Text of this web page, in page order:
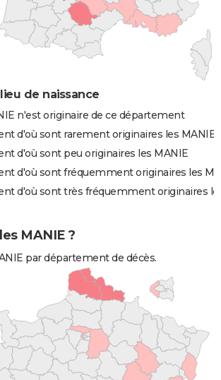
de naissance
n'est originaire de ce département
d'où sont rarement originaires les MANIE
d'où sont peu originaires les MANIE
d'où sont fréquemment originaires les
d'où sont très fréquemment originaires
MANIE ?
par département de décès.